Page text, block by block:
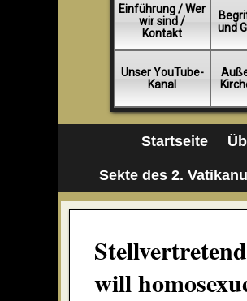
Einführung / Wer
wir sind /
Kontakt
und
Unser YouTube-
Kanal
Startseite
Sekte des 2.
will